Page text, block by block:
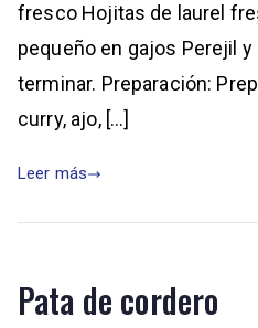
fresco Hojitas de laurel
pequeño en gajos Perejil
terminar. Preparación:
curry, ajo, […]
Leer más
Pata de cordero